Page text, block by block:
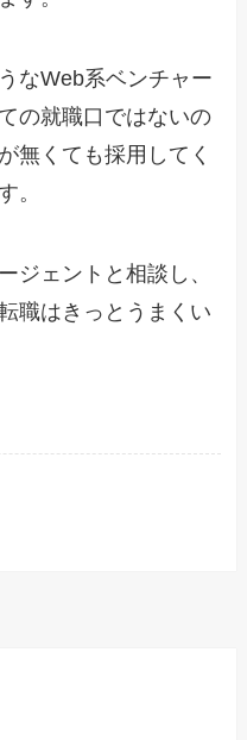
なWeb系ベンチャー
の就職口ではないの
無くても採用してく
。
ジェントと相談し、
職はきっとうまくい